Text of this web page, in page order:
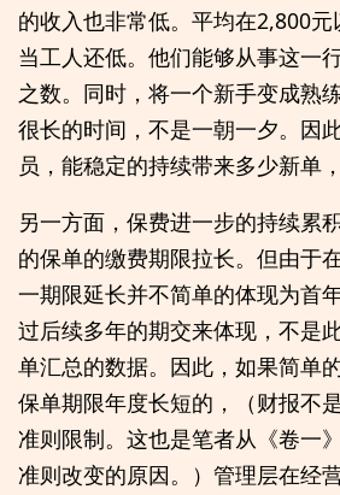
的收入也非常低。平均在2,800
当工人还低。他们能够从事这一
之数。同时，将一个新手变成熟
很长的时间，不是一朝一夕。因
员，能稳定的持续带来多少新单
另一方面，保费进一步的持续累
的保单的缴费期限拉长。但由于
一期限延长并不简单的体现为首
过后续多年的期交来体现，不是
单汇总的数据。因此，如果简单
保单期限年度长短的，（财报不
准则限制。这也是笔者从《卷一
准则改变的原因。）管理层在经